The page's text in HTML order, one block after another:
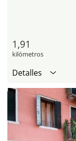
1,91
kilómetros
Detalles